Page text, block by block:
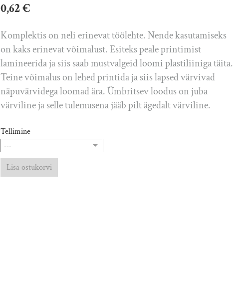
0,62 €
Komplektis on neli erinevat töölehte. Nende kasutamiseks
on kaks erinevat võimalust. Esiteks peale printimist
lamineerida ja siis saab mustvalgeid loomi plastiliiniga täita.
Teine võimalus on lehed printida ja siis lapsed värvivad
näpuvärvidega loomad ära. Ümbritsev loodus on juba
värviline ja selle tulemusena jääb pilt ägedalt värviline.
Tellimine
Lisa ostukorvi